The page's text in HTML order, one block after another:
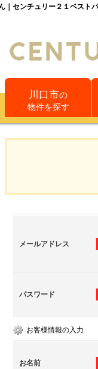
｜センチュリー２１ベスト
川口市の
物件を探す
メールアドレス
パスワード
お客様情報の入力
お名前